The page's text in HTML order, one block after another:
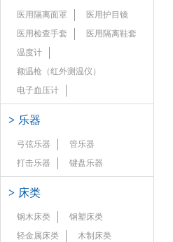
医用隔离面罩
医用护目镜
医用检查手套
医用隔离鞋套
温度计
额温枪（红外测温仪）
电子血压计
> 乐器
弓弦乐器
管乐器
打击乐器
键盘乐器
> 床类
钢木床类
钢塑床类
轻金属床类
木制床类